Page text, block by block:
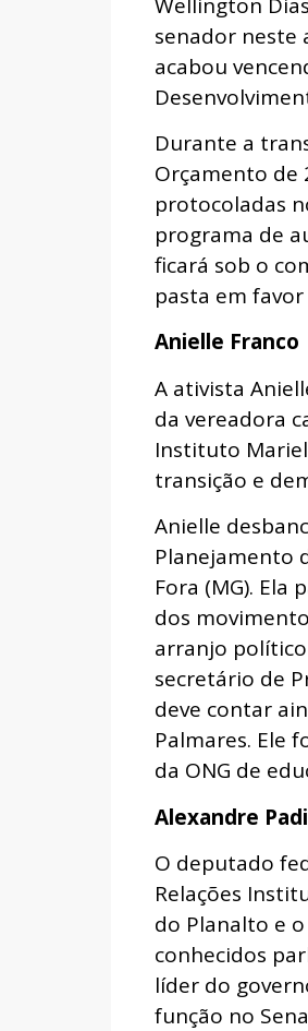
senador neste
acabou
Durante a
Orçamento de
protocoladas
programa de
ficará sob o
pasta em
Anielle Franco
A ativista
da vereadora
Instituto
transição e
Anielle
Planejamento
Fora (MG).
dos
arranjo
secretário de
deve contar
Palmares. Ele
da ONG de
Alexandre
O deputado
Relações
do Planalto e
conhecidos
líder do
função no